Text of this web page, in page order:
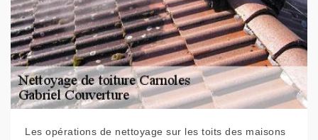
Les opérations de nettoyage sur les toits des maisons